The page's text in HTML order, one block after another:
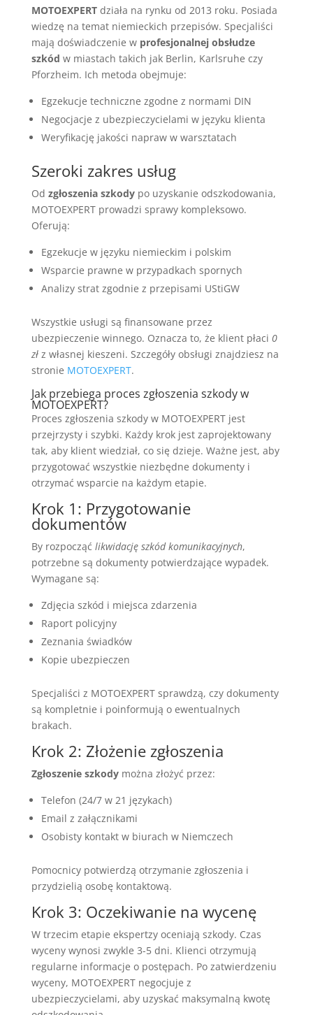
MOTOEXPERTdziała na rynku od 2013 roku. Posiada
wiedzę na temat niemieckich przepisów. Specjaliści
mają doświadczenie w profesjonalnej obsłudze
szkód w miastach takich jak Berlin, Karlsruhe czy
Pforzheim. Ich metoda obejmuje:
Egzekucje techniczne zgodne z normami DIN
Negocjacje z ubezpieczycielami w języku klienta
Weryfikację jakości napraw w warsztatach
Szeroki zakres usług
Od zgłoszenia szkodypo uzyskanie odszkodowania,
MOTOEXPERT prowadzi sprawy kompleksowo.
Oferują:
Egzekucje w języku niemieckim i polskim
Wsparcie prawne w przypadkach spornych
Analizy strat zgodnie z przepisami UStiGW
Wszystkie usługi są finansowane przez
ubezpieczenie winnego. Oznacza to, że klient płaci 0
złz własnej kieszeni. Szczegóły obsługi znajdziesz na
stronie MOTOEXPERT.
Jak przebiega proces zgłoszenia szkody w
MOTOEXPERT?
Proces zgłoszenia szkody w MOTOEXPERT jest
przejrzysty i szybki. Każdy krok jest zaprojektowany
tak, aby klient wiedział, co się dzieje. Ważne jest, aby
przygotować wszystkie niezbędne dokumenty i
otrzymać wsparcie na każdym etapie.
Krok 1: Przygotowanie
dokumentów
By rozpocząć likwidację szkód komunikacyjnych,
potrzebne są dokumenty potwierdzające wypadek.
Wymagane są:
Zdjęcia szkód i miejsca zdarzenia
Raport policyjny
Zeznania świadków
Kopie ubezpieczen
Specjaliści z MOTOEXPERT sprawdzą, czy dokumenty
są kompletnie i poinformują o ewentualnych
brakach.
Krok 2: Złożenie zgłoszenia
Zgłoszenie szkodymożna złożyć przez:
Telefon (24/7 w 21 językach)
Email z załącznikami
Osobisty kontakt w biurach w Niemczech
Pomocnicy potwierdzą otrzymanie zgłoszenia i
przydzielią osobę kontaktową.
Krok 3: Oczekiwanie na wycenę
W trzecim etapie ekspertzy oceniają szkody. Czas
wyceny wynosi zwykle 3-5 dni. Klienci otrzymują
regularne informacje o postępach. Po zatwierdzeniu
wyceny, MOTOEXPERT negocjuje z
ubezpieczycielami, aby uzyskać maksymalną kwotę